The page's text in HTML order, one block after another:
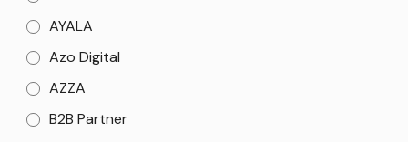
AYALA
Azo Digital
AZZA
B2B Partner